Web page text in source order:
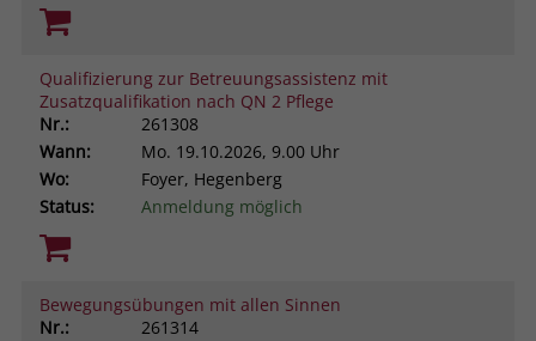
Qualifizierung zur Betreuungsassistenz mit
Zusatzqualifikation nach QN 2 Pflege
Nr.:
261308
Wann:
Mo. 19.10.2026, 9.00 Uhr
Wo:
Foyer, Hegenberg
Status:
Anmeldung möglich
Bewegungsübungen mit allen Sinnen
Nr.:
261314